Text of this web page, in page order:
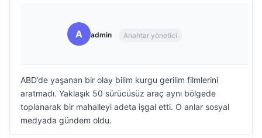
A admin Anahtar yönetici
ABD’de yaşanan bir olay bilim kurgu gerilim filmlerini
aratmadı. Yaklaşık 50 sürücüsüz araç aynı bölgede
toplanarak bir mahalleyi adeta işgal etti. O anlar sosyal
medyada gündem oldu.